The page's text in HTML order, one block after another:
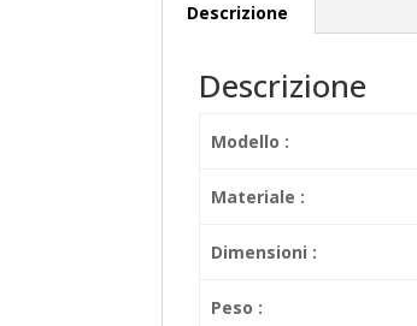
Descrizione
Descrizione
Modello :
Materiale :
Dimensioni :
Peso :